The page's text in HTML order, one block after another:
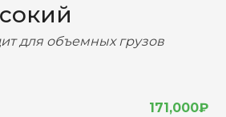
для объемных грузов
171,000₽